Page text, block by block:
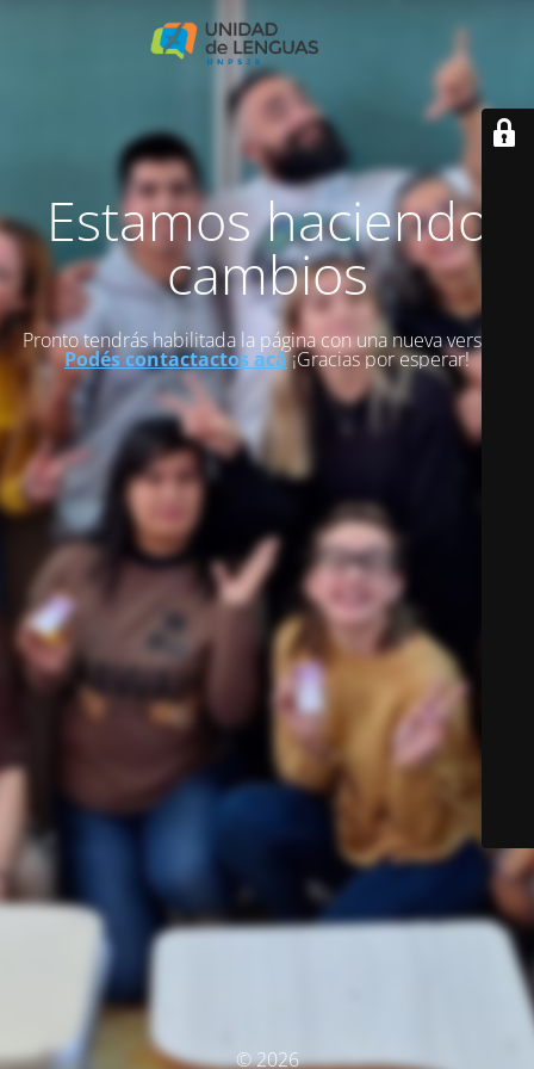
Estamos haciendo
cambios
Pronto tendrás habilitada la página con una nueva versión.
Podés contactactos acá¡Gracias por esperar!
© 2026